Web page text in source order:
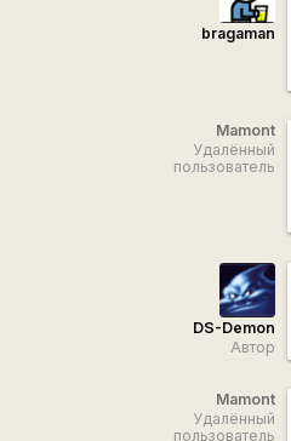
bragaman
Mamont
Удалённый
пользователь
DS-Demon
Автор
Mamont
Удалённый
пользователь